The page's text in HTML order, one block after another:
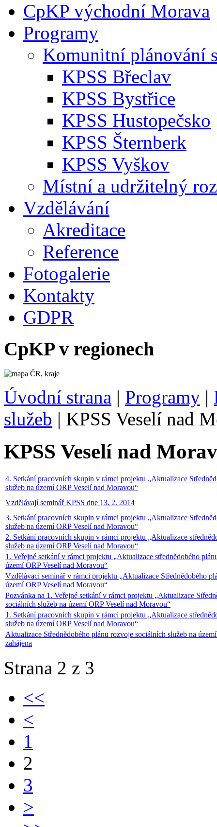
CpKP východní Morava
Programy
Komunitní plánování
KPSS Břeclav
KPSS Bystřice
KPSS Hustopečsko
KPSS Šternberk
KPSS Vyškov
Místní a udržitelný
Vzdělávání
Akreditace
Reference
Fotogalerie
Kontakty
GDPR
CpKP v regionech
Úvodní strana | Programy |
služeb | KPSS Veselí nad
KPSS Veselí nad
4. Setkání pracovních skupin v rámci projektu „Aktualizace
služeb na území ORP Veselí nad Moravou“
Vzdělávají seminář KPSS dne 13. 2. 2014
3. Setkání pracovních skupin v rámci projektu „Aktualizace
služeb na území ORP Veselí nad Moravou“
2. Setkání pracovních skupin v rámci projektu „Aktualizace
služeb na území ORP Veselí nad Moravou“
1. Veřejné setkání v rámci projektu „Aktualizace střednědobého
území ORP Veselí nad Moravou“
Vzdělávací seminář v rámci projektu „Aktualizace Střednědobého
území ORP Veselí nad Moravou“
Pozvánka na 1. Veřejné setkání v rámci projektu „Aktualizace
sociálních služeb na území ORP Veselí nad Moravou“
1. Setkání pracovních skupin v rámci projektu „Aktualizace
služeb na území ORP Veselí nad Moravou“
Aktualizace Střednědobého plánu rozvoje sociálních služeb na
zahájena
Strana 2 z 3
<<
<
1
2
3
>